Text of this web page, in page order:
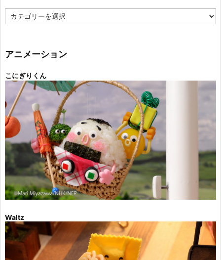
テ
ー
アニメーション
こにぎりくん
Waltz